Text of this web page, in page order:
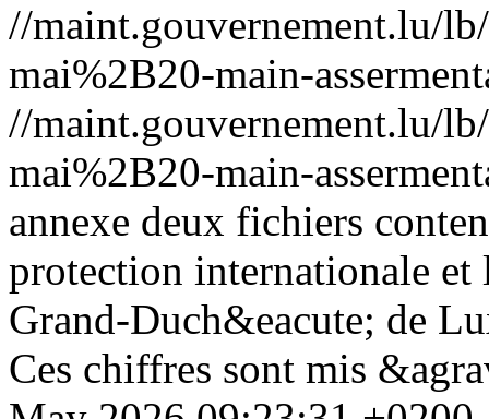
//maint.gouvernement.lu/
mai%2B20-main-
//maint.gouvernement.lu/
mai%2B20-main-
annexe deux fichiers
protection internationale
Grand-Duch&eacute; de
Ces chiffres sont mis